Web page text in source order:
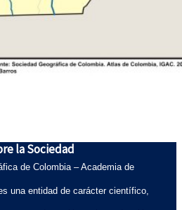
la Sociedad
de Colombia – Academia de
una entidad de carácter científico,